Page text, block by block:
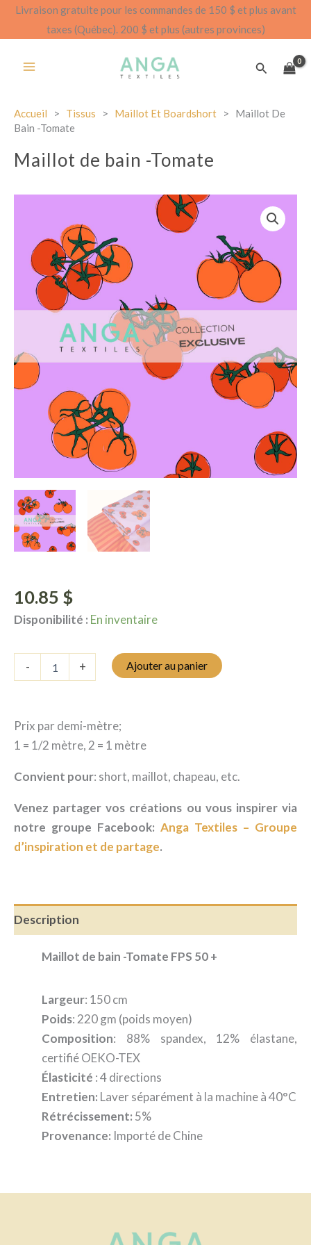
AllerLivraison gratuite pour les commandes de 150 $ et plus avant
taxes (Québec). 200 $ et plus (autres provinces)
Accueil > Tissus > Maillot Et Boardshort > Maillot De
Bain -Tomate
Maillot de bain -Tomate
10.85 $
Disponibilité : En inventaire
-
-
Tomate
+ Ajouter au panier
Prix par demi-mètre;
1 = 1/2 mètre, 2 = 1 mètre
Convient pour: short, maillot, chapeau, etc.
Venez partager vos créations ou vous inspirer via
notre groupe Facebook: Anga Textiles – Groupe
d’inspiration et de partage.
Description
Maillot de bain -Tomate FPS 50 +
Largeur: 150 cm
Poids: 220 gm (poids moyen)
Composition: 88% spandex, 12% élastane,
certifié OEKO-TEX
Élasticité : 4 directions
Entretien: Laver séparément à la machine à 40°C
Rétrécissement: 5%
Provenance: Importé de Chine